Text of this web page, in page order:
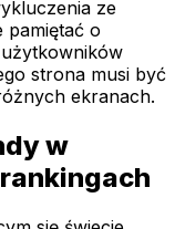
ze
pamiętać o
strona musi być
ekranach.
w